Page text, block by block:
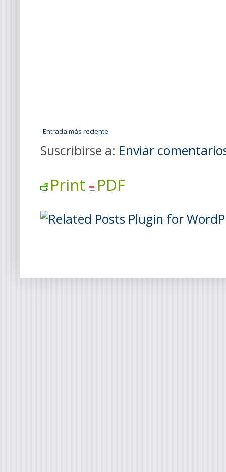
Entrada más reciente
Suscribirse a: Enviar
Print PDF